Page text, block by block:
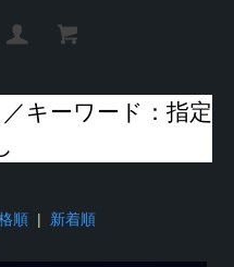
キーワード：指定
順 | 新着順